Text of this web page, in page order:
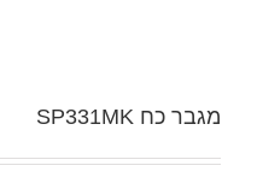
מגבר כח SP331MK